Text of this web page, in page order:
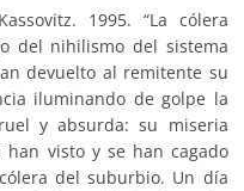
1995. “La cólera
del nihilismo del sistema
devuelto al remitente su
iluminando de golpe la
y absurda: su miseria
han visto y se han cagado
del suburbio. Un día